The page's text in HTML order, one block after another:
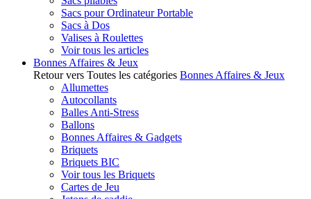
Sacs pour Ordinateur Portable
Sacs à Dos
Valises à Roulettes
Voir tous les articles
Bonnes Affaires & Jeux
Retour vers Toutes les catégories Bonnes Affaires & Jeux
Allumettes
Autocollants
Balles Anti-Stress
Ballons
Bonnes Affaires & Gadgets
Briquets
Briquets BIC
Voir tous les Briquets
Cartes de Jeu